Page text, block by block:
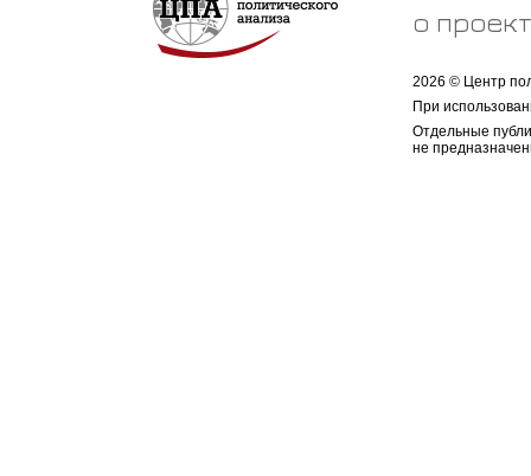
о
2026 © Центр
При
Отдельные
не